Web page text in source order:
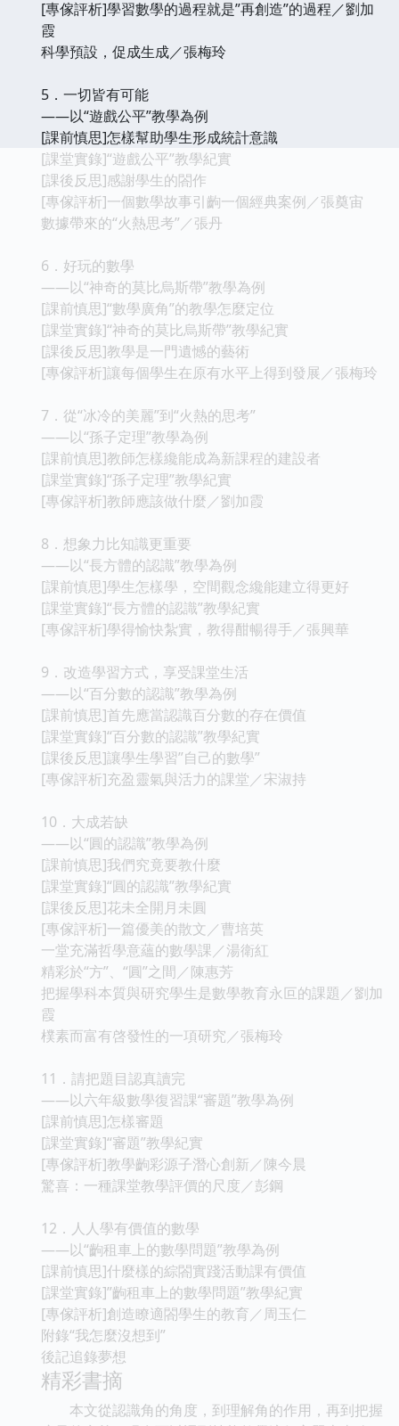
[專傢評析]學習數學的過程就是”再創造”的過程／劉加
霞
科學預設，促成生成／張梅玲
5．一切皆有可能
——以“遊戲公平”教學為例
[課前慎思]怎樣幫助學生形成統計意識
[課堂實錄]“遊戲公平”教學紀實
[課後反思]感謝學生的閤作
[專傢評析]一個數學故事引齣一個經典案例／張奠宙
數據帶來的“火熱思考”／張丹
6．好玩的數學
——以“神奇的莫比烏斯帶”教學為例
[課前慎思]“數學廣角”的教學怎麼定位
[課堂實錄]“神奇的莫比烏斯帶”教學紀實
[課後反思]教學是一門遺憾的藝術
[專傢評析]讓每個學生在原有水平上得到發展／張梅玲
7．從“冰冷的美麗”到“火熱的思考”
——以“孫子定理”教學為例
[課前慎思]教師怎樣纔能成為新課程的建設者
[課堂實錄]“孫子定理”教學紀實
[專傢評析]教師應該做什麼／劉加霞
8．想象力比知識更重要
——以“長方體的認識”教學為例
[課前慎思]學生怎樣學，空間觀念纔能建立得更好
[課堂實錄]“長方體的認識”教學紀實
[專傢評析]學得愉快紮實，教得酣暢得手／張興華
9．改造學習方式，享受課堂生活
——以“百分數的認識”教學為例
[課前慎思]首先應當認識百分數的存在價值
[課堂實錄]“百分數的認識”教學紀實
[課後反思]讓學生學習”自己的數學”
[專傢評析]充盈靈氣與活力的課堂／宋淑持
10．大成若缺
——以“圓的認識”教學為例
[課前慎思]我們究竟要教什麼
[課堂實錄]“圓的認識”教學紀實
[課後反思]花未全開月未圓
[專傢評析]一篇優美的散文／曹培英
一堂充滿哲學意蘊的數學課／湯衛紅
精彩於“方”、“圓”之間／陳惠芳
把握學科本質與研究學生是數學教育永叵的課題／劉加
霞
樸素而富有啓發性的一項研究／張梅玲
11．請把題目認真讀完
——以六年級數學復習課“審題”教學為例
[課前慎思]怎樣審題
[課堂實錄]“審題”教學紀實
[專傢評析]教學齣彩源子潛心創新／陳今晨
驚喜：一種課堂教學評價的尺度／彭鋼
12．人人學有價值的數學
——以“齣租車上的數學問題”教學為例
[課前慎思]什麼樣的綜閤實踐活動課有價值
[課堂實錄]”齣租車上的數學問題”教學紀實
[專傢評析]創造瞭適閤學生的教育／周玉仁
附錄“我怎麼沒想到”
後記追錄夢想
精彩書摘
本文從認識角的角度，到理解角的作用，再到把握